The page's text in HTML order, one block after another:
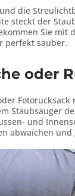
die
steckt der
Sie mit
perfekt sauber.
oder
Fotorucksack
Staubsauger
und
abwaichen und